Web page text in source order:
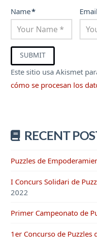
Name*
Este sitio usa Akismet
cómo se procesan los
RECENT
Puzzles de
I Concurs Solidari de
2022
Primer Campeonato de
1er Concurso de Puzzles